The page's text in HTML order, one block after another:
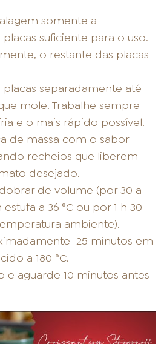
somente a
suficiente para o uso.
o restante das placas
placas separadamente até
mole. Trabalhe sempre
e o mais rápido possível.
de massa com o sabor
recheios que liberem
desejado.
de volume (por 30 a
a 36 °C ou por 1 h 30
ambiente).
25 minutos em
a 180 °C.
e aguarde 10 minutos antes